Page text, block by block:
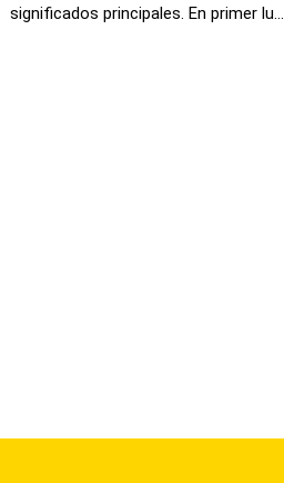
significados principales. En primer lu...